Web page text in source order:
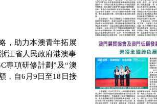
，助力本澳青年拓展
江省人民政府港澳事
專項研修計劃”及“澳
，自6 月9 日至18 日接